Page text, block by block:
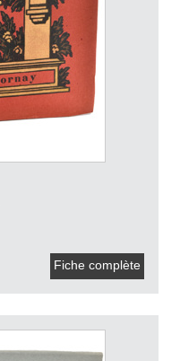
Fiche complète